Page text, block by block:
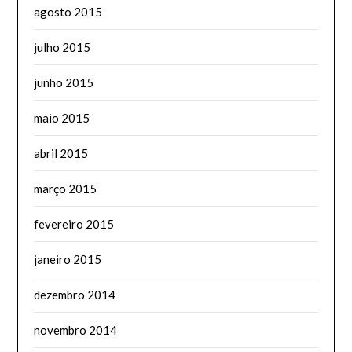
agosto 2015
julho 2015
junho 2015
maio 2015
abril 2015
março 2015
fevereiro 2015
janeiro 2015
dezembro 2014
novembro 2014